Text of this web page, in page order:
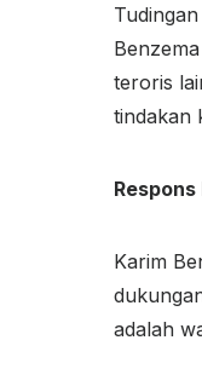
teroris
tindakan
Karim
adalah